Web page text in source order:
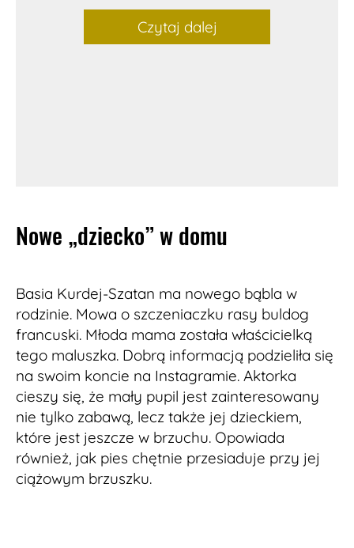
Czytaj dalej
Nowe „dziecko” w domu
Basia Kurdej-Szatan ma nowego bąbla w
rodzinie. Mowa o szczeniaczku rasy buldog
francuski. Młoda mama została właścicielką
tego maluszka. Dobrą informacją podzieliła się
na swoim koncie na Instagramie. Aktorka
cieszy się, że mały pupil jest zainteresowany
nie tylko zabawą, lecz także jej dzieckiem,
które jest jeszcze w brzuchu. Opowiada
również, jak pies chętnie przesiaduje przy jej
ciążowym brzuszku.